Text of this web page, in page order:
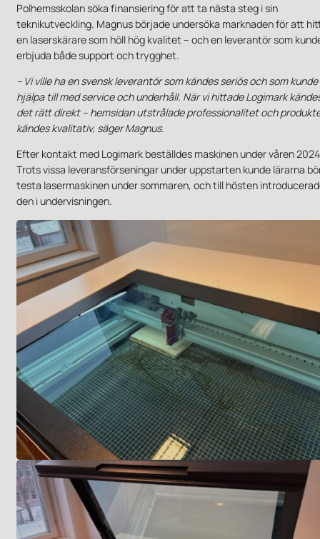
Polhemsskolan söka finansiering för att ta nästa steg i sin
teknikutveckling. Magnus började undersöka marknaden för att
en laserskärare som höll hög kvalitet – och en leverantör som
erbjuda både support och trygghet.
– Vi ville ha en svensk leverantör som kändes seriös och som kunde
hjälpa till med service och underhåll. När vi hittade Logimark
det rätt direkt – hemsidan utstrålade professionalitet och
kändes kvalitativ, säger Magnus.
Efter kontakt med Logimark beställdes maskinen under våren
Trots vissa leveransförseningar under uppstarten kunde lärarna
testa lasermaskinen under sommaren, och till hösten
den i undervisningen.